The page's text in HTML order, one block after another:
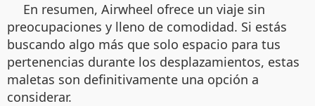
En resumen, Airwheel ofrece un viaje sin
preocupaciones y lleno de comodidad. Si estás
buscando algo más que solo espacio para tus
pertenencias durante los desplazamientos, estas
maletas son definitivamente una opción a
considerar.